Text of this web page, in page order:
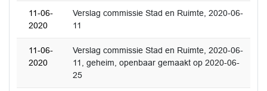
11-06-
2020
Verslag commissie Stad en Ruimte, 2020-06-
11
11-06-
2020
Verslag commissie Stad en Ruimte, 2020-06-
11, geheim, openbaar gemaakt op 2020-06-
25